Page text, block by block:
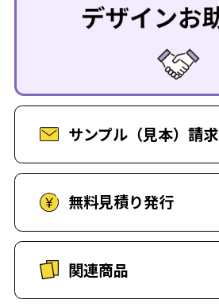
サンプル（見本）請求
無料見積り発行
関連商品